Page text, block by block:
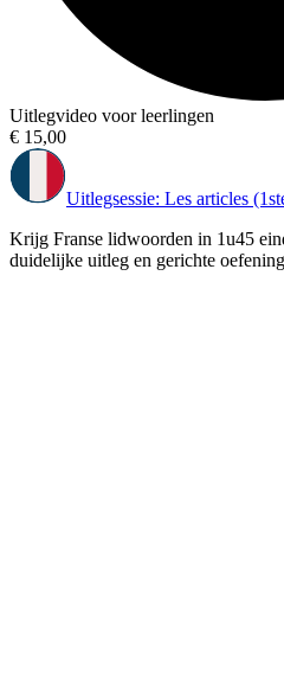
Uitlegvideo voor leerlingen
€ 15,00
Uitlegsessie: Les articles
Krijg Franse lidwoorden in 1u45
duidelijke uitleg en gerichte